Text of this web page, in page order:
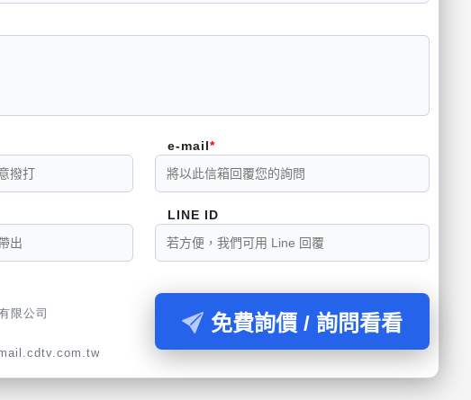
e-mail
LINE ID
限公司
免費詢價 / 詢問看看